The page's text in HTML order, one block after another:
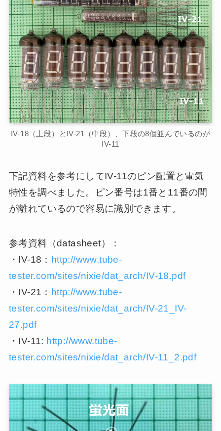
IV-18（上段）とIV-21（中段）、下段の8個並んでいるのが
IV-11
下記資料を参考にしてIV-11のピン配置と電気
特性を調べました。ピン番号は1番と11番の間
が離れているので容易に識別できます。
参考資料（datasheet）：
・IV-18： http://www.tube-
tester.com/sites/nixie/dat_arch/IV-18.pdf
・IV-21： http://www.tube-
tester.com/sites/nixie/dat_arch/IV-21_IV-
27.pdf
・IV-11: http://www.tube-
tester.com/sites/nixie/dat_arch/IV-11_2.pdf